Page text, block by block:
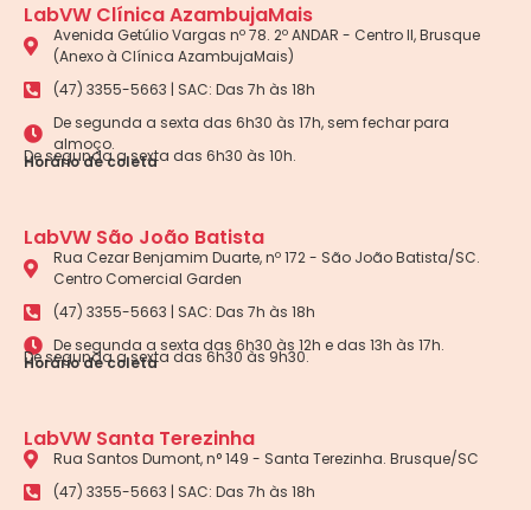
LabVW Clínica AzambujaMais
Avenida Getúlio Vargas nº 78. 2º ANDAR - Centro II, Brusque
(Anexo à Clínica AzambujaMais)
(47) 3355-5663 | SAC: Das 7h às 18h
De segunda a sexta das 6h30 às 17h, sem fechar para
almoço.
Horário de coleta
De segunda a sexta das 6h30 às 10h.
LabVW São João Batista
Rua Cezar Benjamim Duarte, nº 172 - São João Batista/SC.
Centro Comercial Garden
(47) 3355-5663 | SAC: Das 7h às 18h
De segunda a sexta das 6h30 às 12h e das 13h às 17h.
Horário de coleta
De segunda a sexta das 6h30 às 9h30.
LabVW Santa Terezinha
Rua Santos Dumont, n° 149 - Santa Terezinha. Brusque/SC
(47) 3355-5663 | SAC: Das 7h às 18h